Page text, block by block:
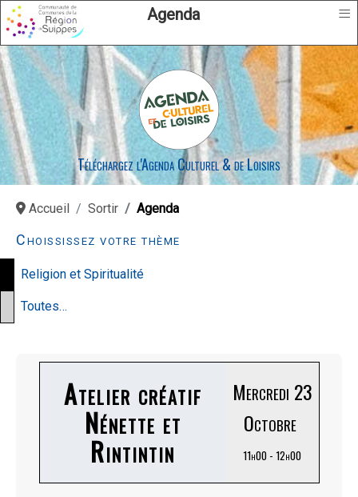
Agenda ≡
Téléchargez l'Agenda Culturel & de Loisirs
Accueil Sortir Agenda
Choississez votre thème
Religion et Spiritualité
Toutes…
Atelier créatif
Nénette et
Rintintin
Mercredi 23
Octobre
11h00 - 12h00